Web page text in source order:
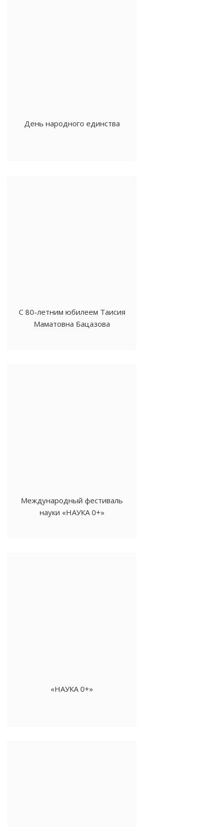
День народного единства
С 80-летним юбилеем Таисия
Маматовна Бацазова
Международный фестиваль
науки «НАУКА 0+»
«НАУКА 0+»